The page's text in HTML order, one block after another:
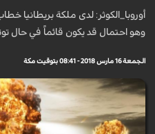
أوروبا_الكوثر: لدى ملكة بريطانيا
وهو احتمال قد يكون قائماً في حال
الجمعة 16 مارس 2018 - 08:41 بتوقيت مكة